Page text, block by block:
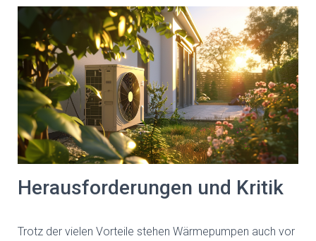
Herausforderungen und Kritik
Trotz der vielen Vorteile stehen Wärmepumpen auch vor